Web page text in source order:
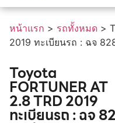
หน้าแรก > รถทั้งหมด >
2019 ทะเบียนรถ : ฉจ
Toyota
FORTUNER AT
2.8 TRD 2019
ทะเบียนรถ : ฉจ